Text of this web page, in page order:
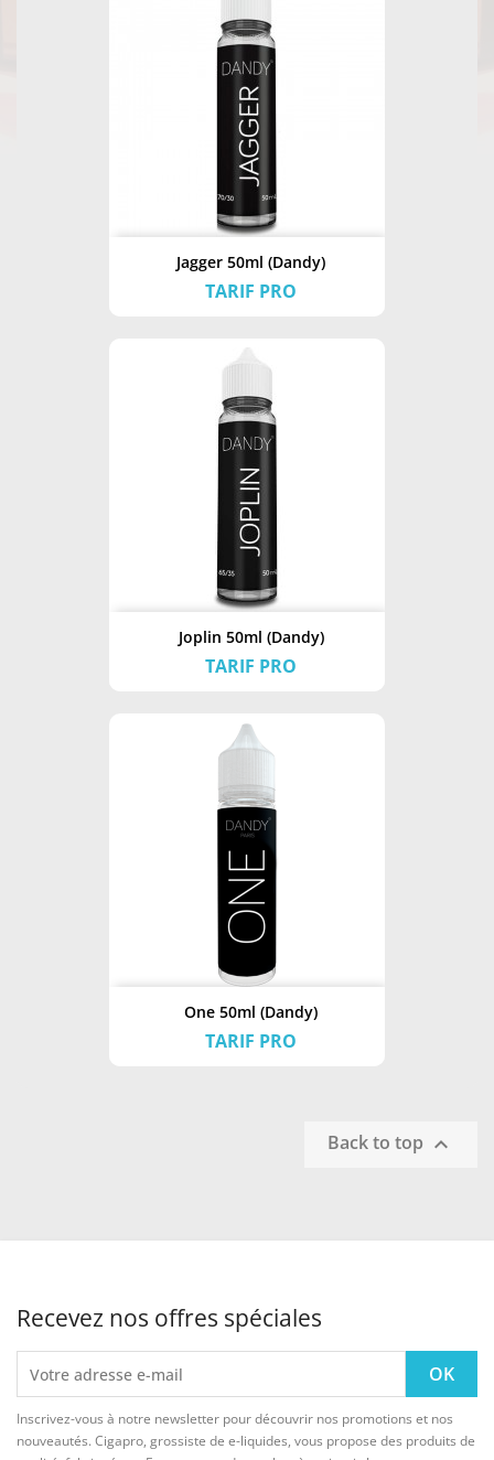
Jagger 50ml (Dandy)
TARIF PRO
Joplin 50ml (Dandy)
TARIF PRO
One 50ml (Dandy)
TARIF PRO
Back to top 
Recevez nos offres spéciales
Inscrivez-vous à notre newsletter pour découvrir nos promotions et nos
nouveautés. Cigapro, grossiste de e-liquides, vous propose des produits de